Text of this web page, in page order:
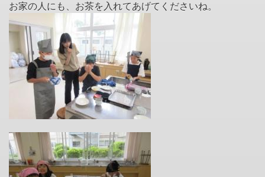
お家の人にも、お茶を入れてあげてくださいね。